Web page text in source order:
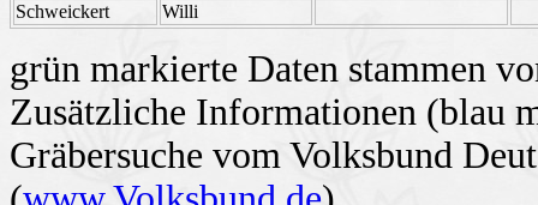
Schweickert
Willi
grün markierte Daten stammen
Zusätzliche Informationen (blau
Gräbersuche vom Volksbund